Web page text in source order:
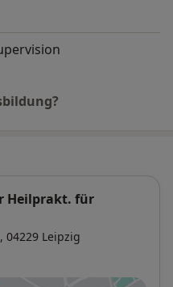
Heilprakt. für
, 04229 Leipzig